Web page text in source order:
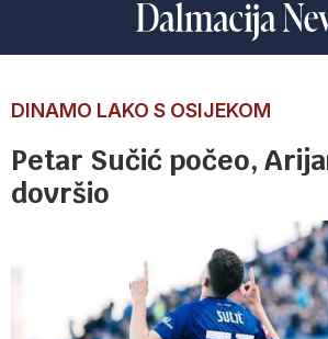
DINAMO LAKO S OSIJEKOM
Petar Sučić počeo,
dovršio